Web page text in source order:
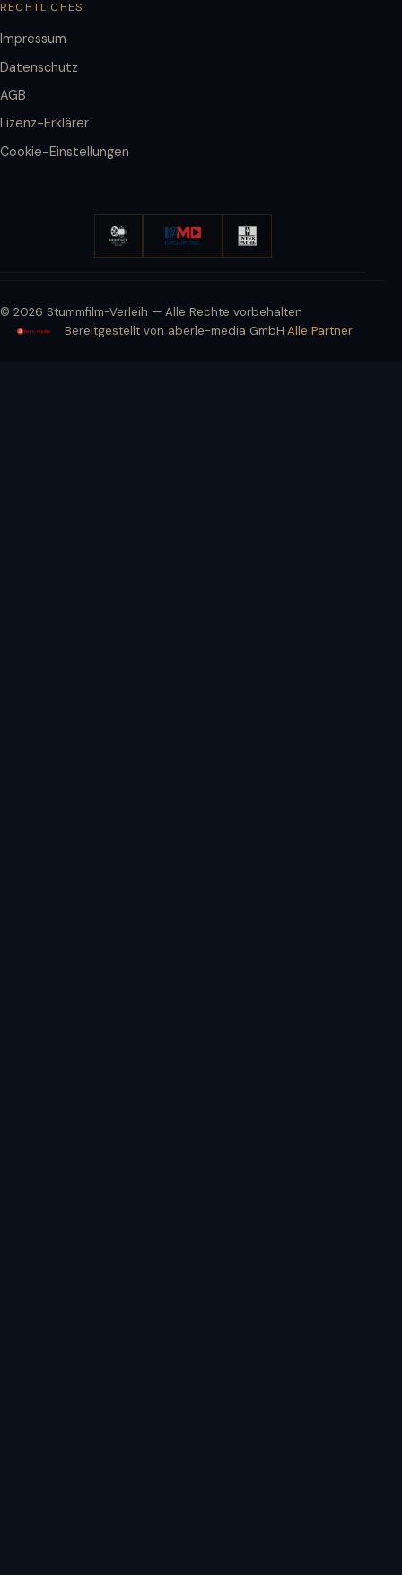
RECHTLICHES
Impressum
Datenschutz
AGB
Lizenz-Erklärer
Cookie-Einstellungen
© 2026 Stummfilm-Verleih — Alle Rechte vorbehalten
Bereitgestellt von aberle-media GmbH·Alle Partner